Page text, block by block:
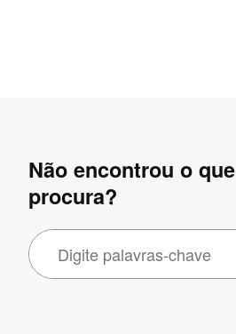
Não encontrou o que
procura?